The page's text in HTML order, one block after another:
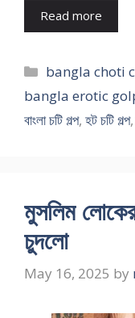
Read more
Categories
bangla choti
bangla erotic
বাংলা চটি গল্প, হট চটি গল্প,
মুসলিম
চুদলো
May 16, 2025 by